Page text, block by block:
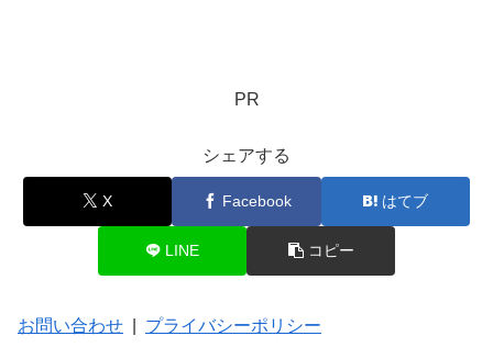
PR
シェアする
X Facebook はてブ
LINE コピー
お問い合わせ プライバシーポリシー